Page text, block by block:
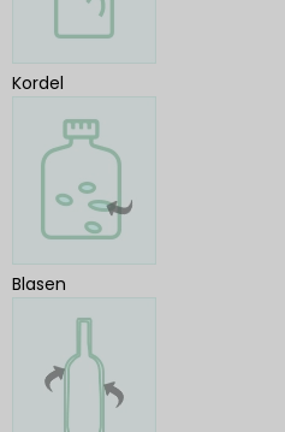
Kordel
Blasen